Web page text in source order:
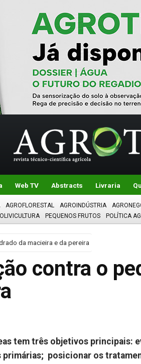
Web TV Abstracts Livraria
AGROFLORESTAL AGROINDÚSTRIA
OLIVICULTURA PEQUENOS FRUTOS POLÍTICA
da macieira e da pereira
contra o
tem três objetivos principais:
posicionar os